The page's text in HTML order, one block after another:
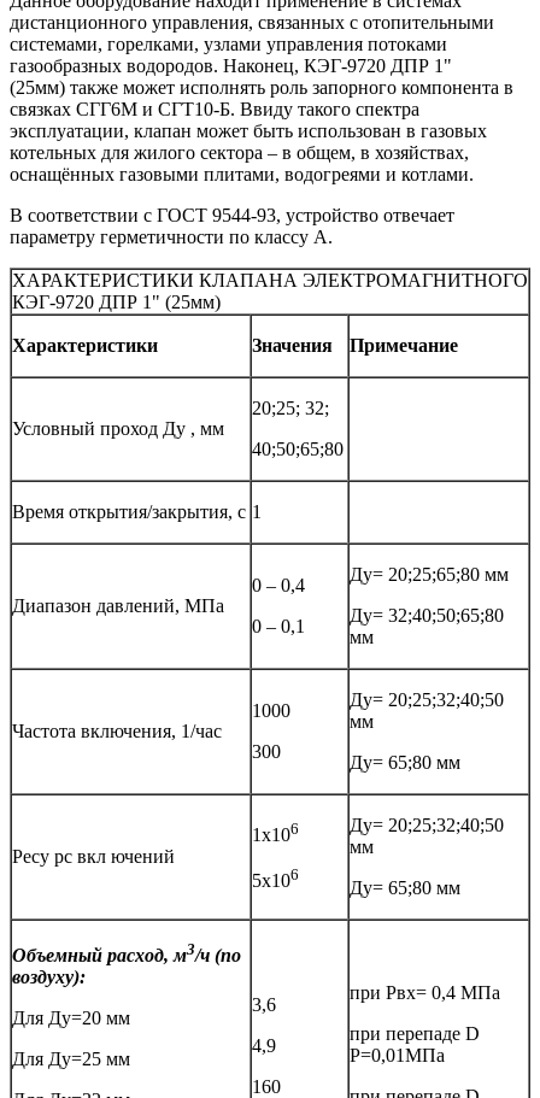
дистанционного управления, связанных с отопительными
системами, горелками, узлами управления потоками
газообразных водородов. Наконец, КЭГ-9720 ДПР 1"
(25мм) также может исполнять роль запорного компонента в
связках СГГ6М и СГТ10-Б. Ввиду такого спектра
эксплуатации, клапан может быть использован в газовых
котельных для жилого сектора – в общем, в хозяйствах,
оснащённых газовыми плитами, водогреями и котлами.
В соответствии с ГОСТ 9544-93, устройство отвечает
параметру герметичности по классу А.
ХАРАКТЕРИСТИКИ КЛАПАНА ЭЛЕКТРОМАГНИТНОГО
КЭГ-9720 ДПР 1" (25мм)
Характеристики Значения Примечание
Условный проход Ду , мм
20;25; 32;
40;50;65;80
Время открытия/закрытия, с 1
Диапазон давлений, МПа
0 – 0,4
0 – 0,1
Ду= 20;25;65;80 мм
Ду= 32;40;50;65;80
мм
Частота включения, 1/час
1000
300
Ду= 20;25;32;40;50
мм
Ду= 65;80 мм
Ресу рс вкл ючений
1х106
5х106
Ду= 20;25;32;40;50
мм
Ду= 65;80 мм
Объемный расход, м3/ч (по
воздуху):
Для Ду=20 мм
Для Ду=25 мм
3,6
4,9
160
при Рвх= 0,4 МПа
при перепаде D
Р=0,01МПа